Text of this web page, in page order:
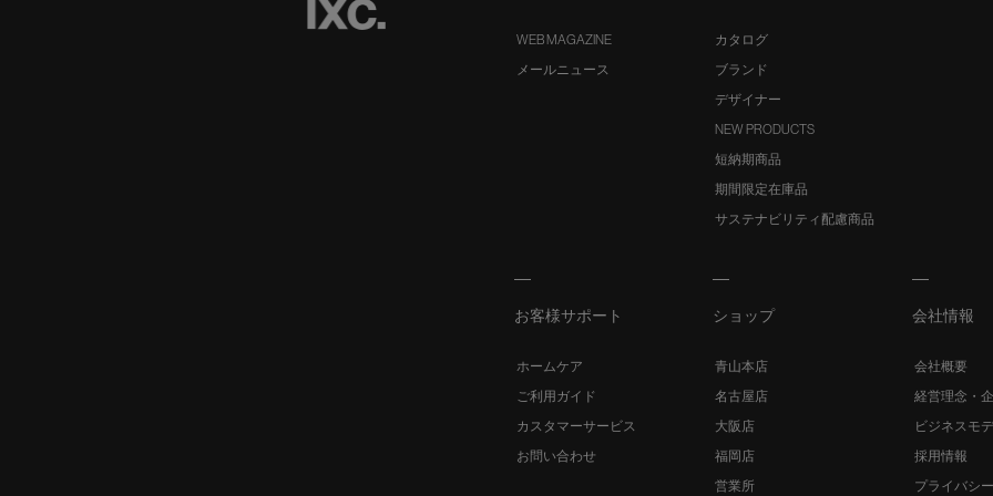
WEB MAGAZINE
メールニュース
カタログ
ブランド
デザイナー
NEW PRODUCTS
短納期商品
期間限定在庫品
サステナビリティ配慮商品
お客様サポート
ホームケア
ご利用ガイド
カスタマーサービス
お問い合わせ
ショップ
青山本店
名古屋店
大阪店
福岡店
営業所
会社情報
会社概要
経営理念・
ビジネスモ
採用情報
プライバシ